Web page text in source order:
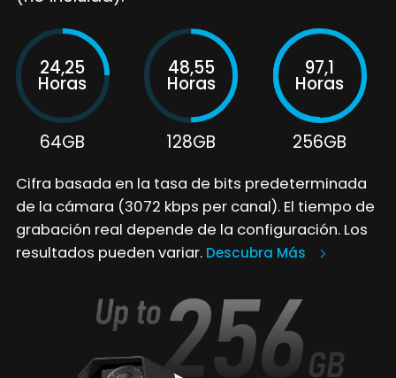
24,25
Horas
64GB
48,55
Horas
128GB
97,1
Horas
256GB
Cifra basada en la tasa de bits predeterminada
de la cámara (3072 kbps per canal). El tiempo de
grabación real depende de la configuración. Los
resultados pueden variar. Descubra Más